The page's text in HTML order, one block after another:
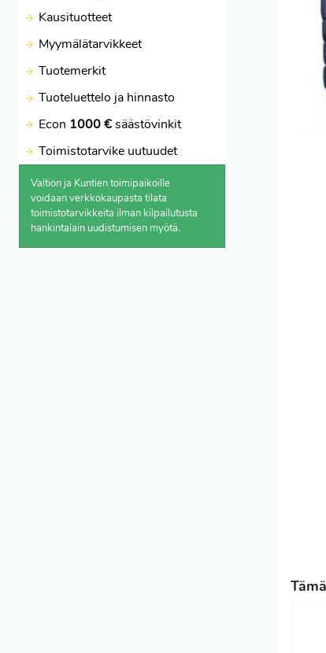
Kausituotteet
Myymälätarvikkeet
Tuotemerkit
Tuoteluettelo ja hinnasto
Econ 1000 €säästövinkit
Toimistotarvike uutuudet
Valtion ja Kuntien toimipaikoille
voidaan verkkokaupasta tilata
toimistotarvikkeita ilman kilpailutusta
hankintalain uudistumisen myötä.